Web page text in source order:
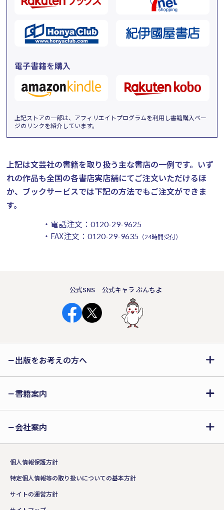
電子書籍を購入
上記ストアの一部は、アフィリエイトプログラムを利用し書籍購入ペー
ジのリンクを紹介しています。
上記は文芸社の書籍を取り扱う主な書店の一例です。 いず
れの作品も全国の各書店実店舗にてご注文いただけるほ
か、ブックサービスでは下記の方法でもご注文ができま
す。
・電話注文： 0120-29-9625
・FAX注文： 0120-29-9635 （24時間受付）
公式SNS 公式キャラ ぶんちよ
出版をお考えの方へ
書籍案内
会社案内
個人情報保護方針
特定個人情報等の取り扱いについての基本方針
サイトの運営方針